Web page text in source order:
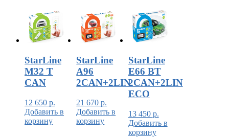
StarLine
M32 T
CAN
12 650 р.
Добавить в
корзину
StarLine
A96
2CAN+2LIN
21 670р.
Добавить в
корзину
StarLine
E66 BT
2CAN+2LIN
ECO
13 450 р.
Добавить в
корзину